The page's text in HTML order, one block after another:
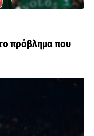
πρόβλημα που